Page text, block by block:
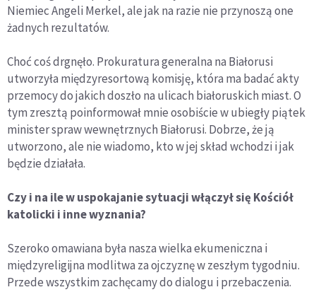
Niemiec Angeli Merkel, ale jak na razie nie przynoszą one
żadnych rezultatów.
Choć coś drgnęło. Prokuratura generalna na Białorusi
utworzyła międzyresortową komisję, która ma badać akty
przemocy do jakich doszło na ulicach białoruskich miast. O
tym zresztą poinformował mnie osobiście w ubiegły piątek
minister spraw wewnętrznych Białorusi. Dobrze, że ją
utworzono, ale nie wiadomo, kto w jej skład wchodzi i jak
będzie działała.
Czy i na ile w uspokajanie sytuacji włączył się Kościół
katolicki i inne wyznania?
Szeroko omawiana była nasza wielka ekumeniczna i
międzyreligijna modlitwa za ojczyznę w zeszłym tygodniu.
Przede wszystkim zachęcamy do dialogu i przebaczenia.